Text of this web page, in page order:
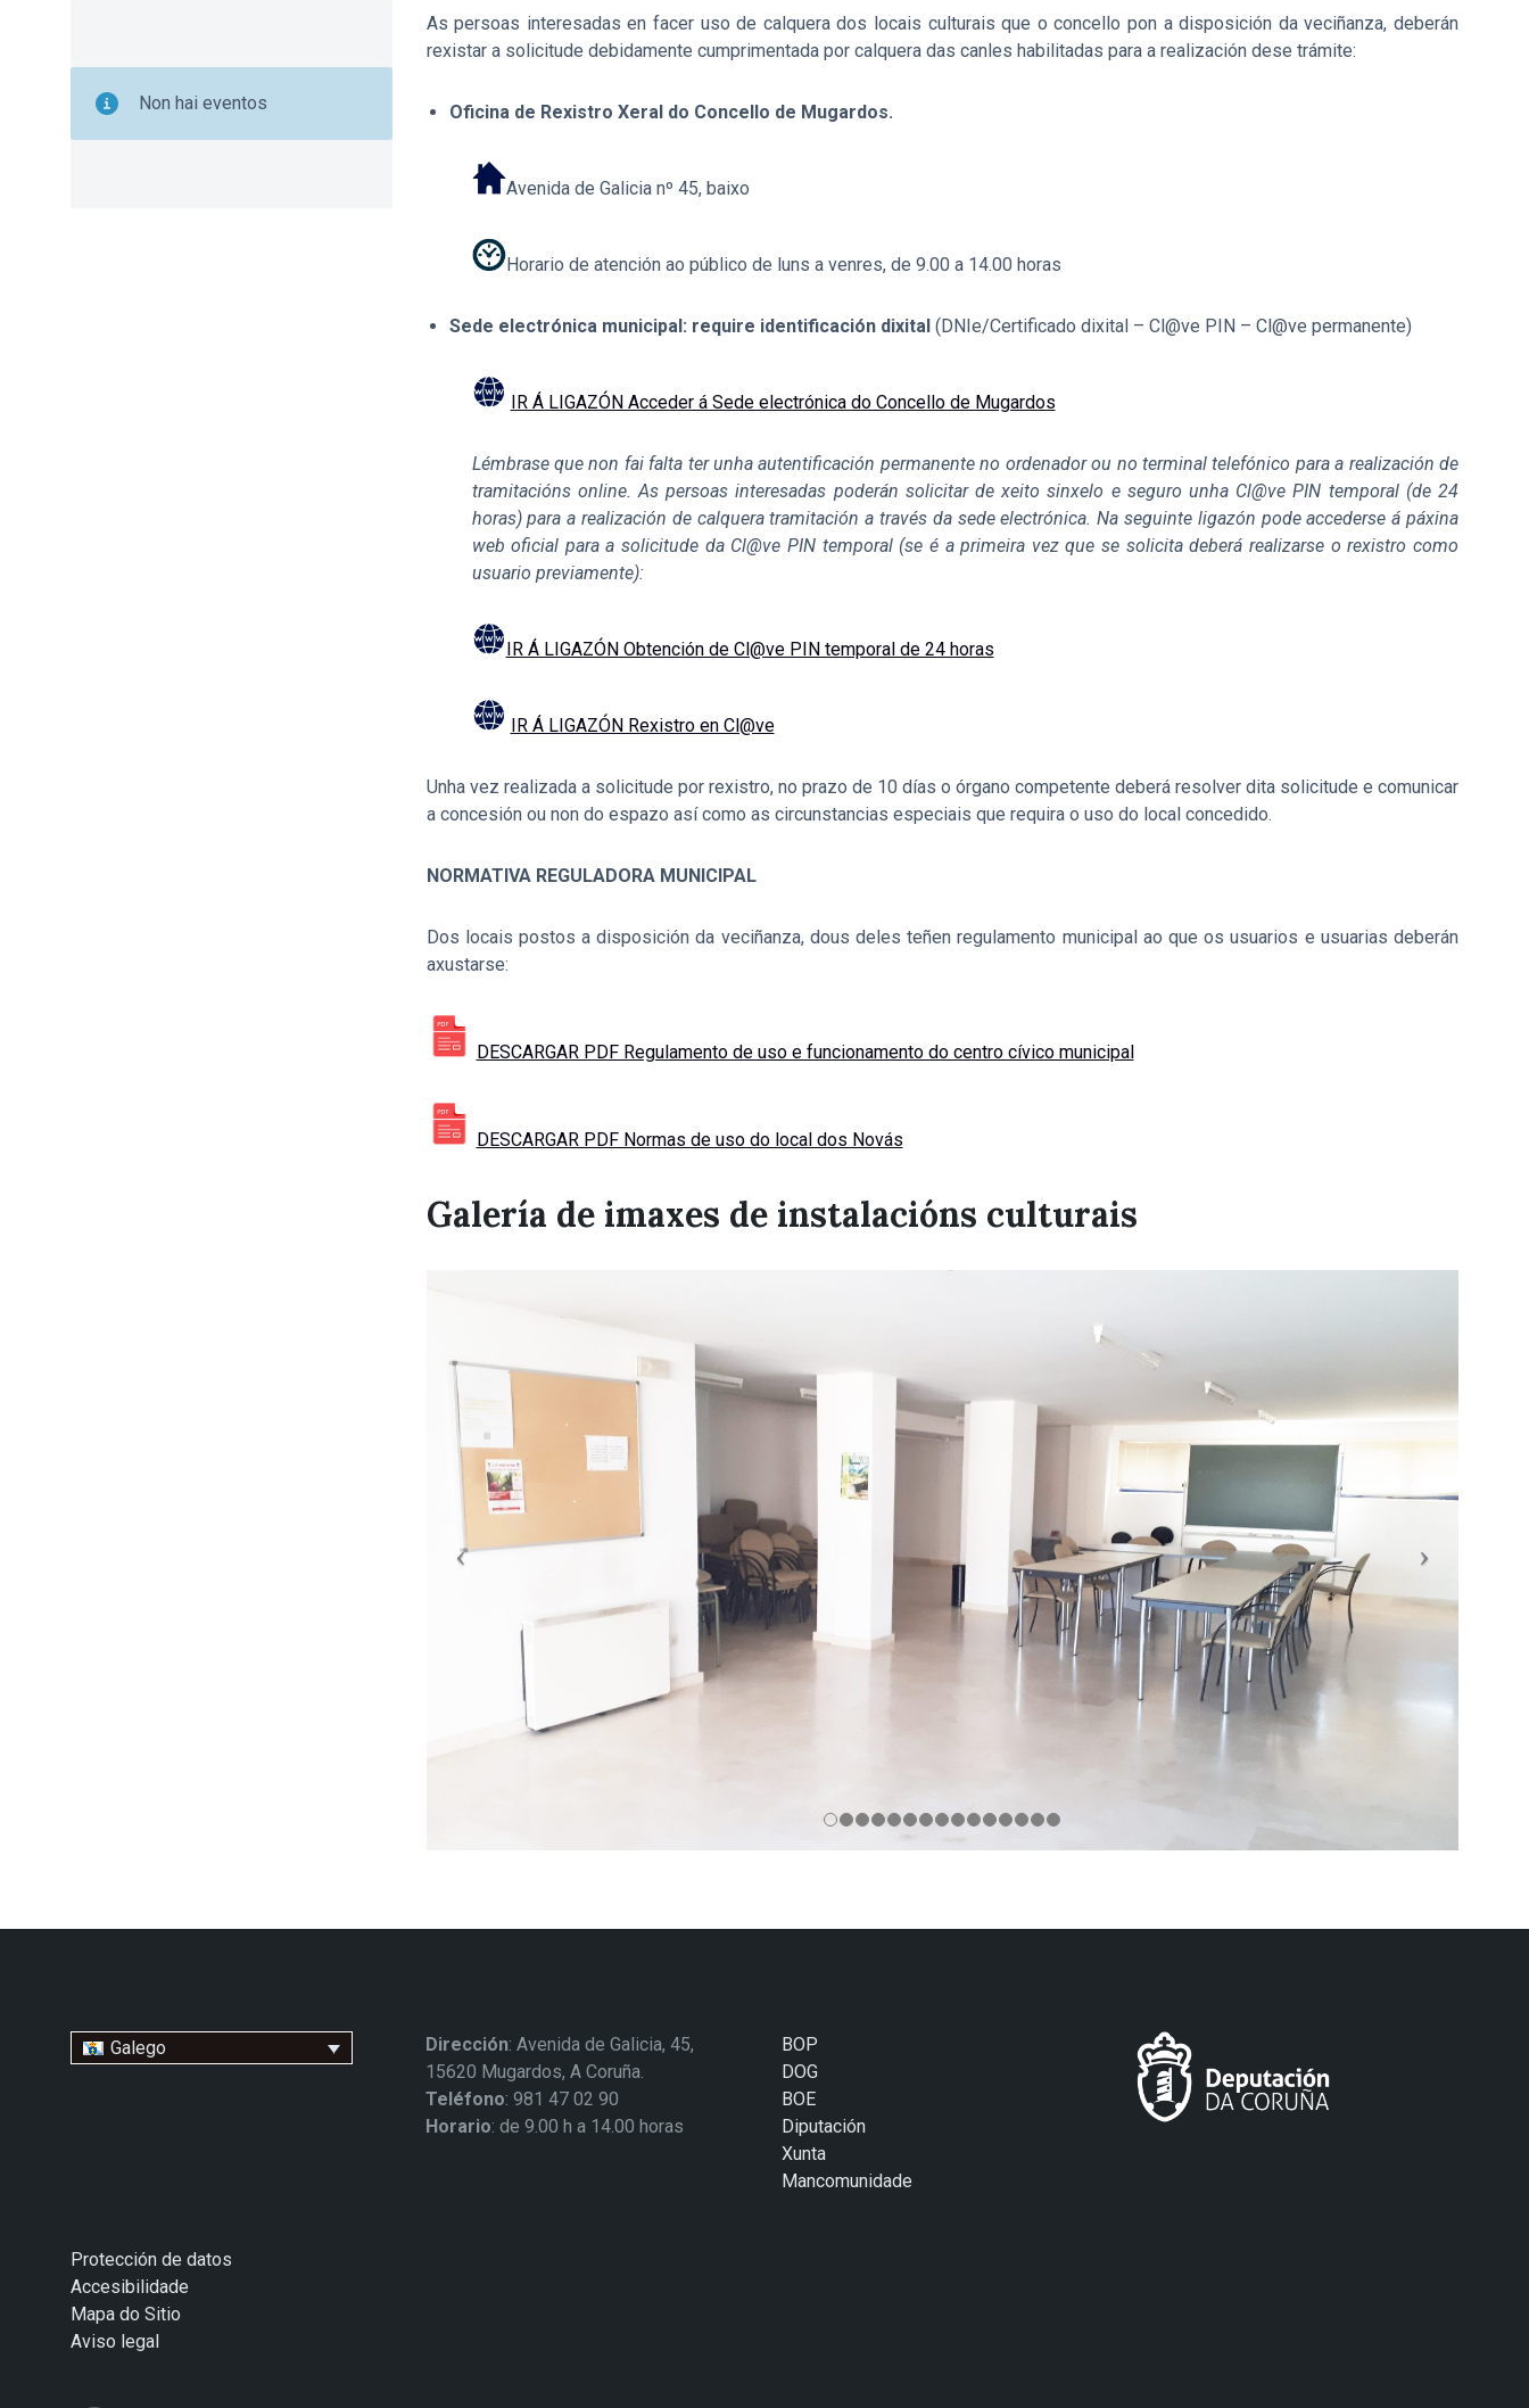
Non hai eventos
As persoas interesadas en facer uso de calquera dos locais culturais que o concello pon a disposición da veciñanza, deberán
rexistar a solicitude debidamente cumprimentada por calquera das canles habilitadas para a realización dese trámite:
Oficina de Rexistro Xeral do Concello de Mugardos.
Avenida de Galicia nº 45, baixo
Horario de atención ao público de luns a venres, de 9.00 a 14.00 horas
Sede electrónica municipal: require identificación dixital(DNIe/Certificado dixital – Cl@ve PIN – Cl@ve permanente)
IR Á LIGAZÓN Acceder á Sede electrónica do Concello de Mugardos
Lémbrase que non fai falta ter unha autentificación permanente no ordenador ou no terminal telefónico para a realización de
tramitacións online. As persoas interesadas poderán solicitar de xeito sinxelo e seguro unha Cl@ve PIN temporal (de 24
horas) para a realización de calquera tramitación a través da sede electrónica. Na seguinte ligazón pode accederse á páxina
web oficial para a solicitude da Cl@ve PIN temporal (se é a primeira vez que se solicita deberá realizarse o rexistro como
usuario previamente):
IR Á LIGAZÓN Obtención de Cl@ve PIN temporal de 24 horas
IR Á LIGAZÓN Rexistro en Cl@ve
Unha vez realizada a solicitude por rexistro, no prazo de 10 días o órgano competente deberá resolver dita solicitude e comunicar
a concesión ou non do espazo así como as circunstancias especiais que requira o uso do local concedido.
NORMATIVA REGULADORA MUNICIPAL
Dos locais postos a disposición da veciñanza, dous deles teñen regulamento municipal ao que os usuarios e usuarias deberán
axustarse:
DESCARGAR PDF Regulamento de uso e funcionamento do centro cívico municipal
DESCARGAR PDF Normas de uso do local dos Novás
Galería de imaxes de instalacións culturais
Galego Dirección: Avenida de Galicia, 45,
15620 Mugardos, A Coruña.
Teléfono: 981 47 02 90
Horario: de 9.00 h a 14.00 horas
BOP
DOG
BOE
Diputación
Xunta
Mancomunidade
Protección de datos
Accesibilidade
Mapa do Sitio
Aviso legal